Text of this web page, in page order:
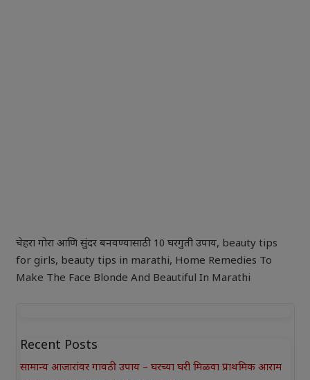
चेहरा गोरा आणि सुंदर बनवण्यासाठी 10 घरगुती उपाय, beauty tips
for girls, beauty tips in marathi, Home Remedies To
Make The Face Blonde And Beautiful In Marathi
Recent Posts
सामान्य आजारांवर गावठी उपाय – घरच्या घरी मिळवा प्राथमिक आराम